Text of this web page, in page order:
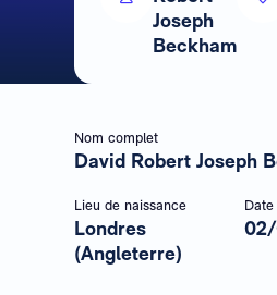
Joseph
Beckham
Nom complet
David Robert Joseph
Lieu de naissance
Londres
(Angleterre)